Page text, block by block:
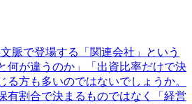
脈で登場する「関連会社」という
何が違うのか」「出資比率だけで決
る方も多いのではないでしょうか。
有割合で決まるものではなく「経営